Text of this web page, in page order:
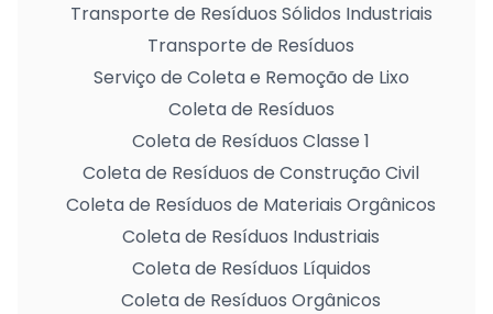
Transporte de Resíduos Sólidos Industriais
Transporte de Resíduos
Serviço de Coleta e Remoção de Lixo
Coleta de Resíduos
Coleta de Resíduos Classe 1
Coleta de Resíduos de Construção Civil
Coleta de Resíduos de Materiais Orgânicos
Coleta de Resíduos Industriais
Coleta de Resíduos Líquidos
Coleta de Resíduos Orgânicos